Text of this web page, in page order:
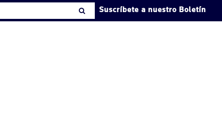
Suscríbete a nuestro Boletín